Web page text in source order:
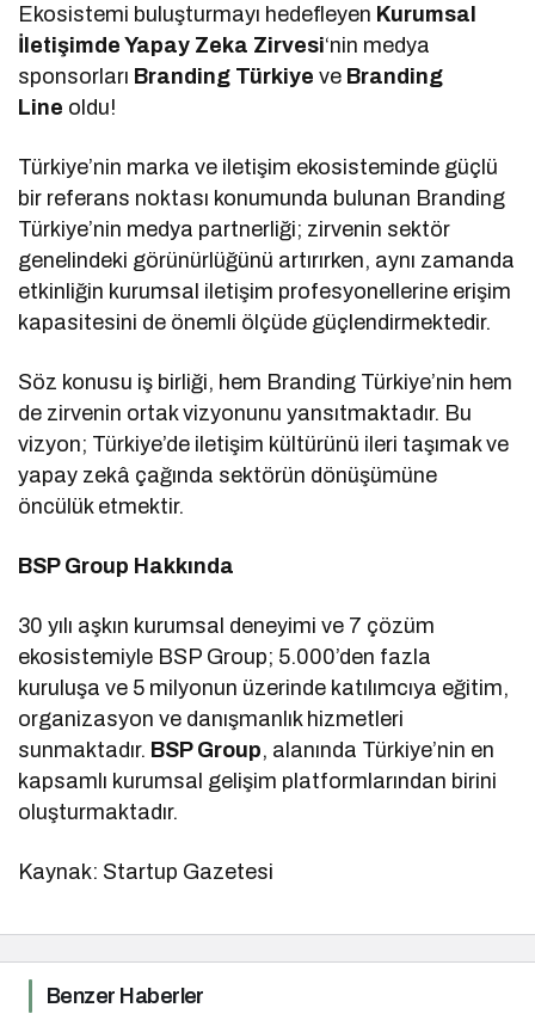
Ekosistemi buluşturmayı hedefleyen Kurumsal
İletişimde Yapay Zeka Zirvesi‘nin medya
sponsorları Branding Türkiye ve Branding
Line oldu!
Türkiye’nin marka ve iletişim ekosisteminde güçlü
bir referans noktası konumunda bulunan Branding
Türkiye’nin medya partnerliği; zirvenin sektör
genelindeki görünürlüğünü artırırken, aynı zamanda
etkinliğin kurumsal iletişim profesyonellerine erişim
kapasitesini de önemli ölçüde güçlendirmektedir.
Söz konusu iş birliği, hem Branding Türkiye’nin hem
de zirvenin ortak vizyonunu yansıtmaktadır. Bu
vizyon; Türkiye’de iletişim kültürünü ileri taşımak ve
yapay zekâ çağında sektörün dönüşümüne
öncülük etmektir.
BSP Group Hakkında
30 yılı aşkın kurumsal deneyimi ve 7 çözüm
ekosistemiyle BSP Group; 5.000’den fazla
kuruluşa ve 5 milyonun üzerinde katılımcıya eğitim,
organizasyon ve danışmanlık hizmetleri
sunmaktadır. BSP Group, alanında Türkiye’nin en
kapsamlı kurumsal gelişim platformlarından birini
oluşturmaktadır.
Kaynak: Startup Gazetesi
Benzer Haberler